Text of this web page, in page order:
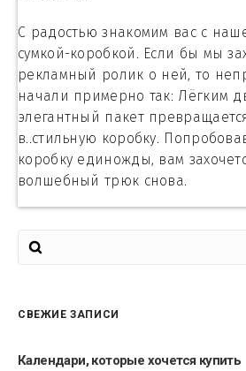
С радостью знакомим вас с
сумкой-коробкой. Если бы мы
рекламный ролик о ней, то
начали примерно так: Лёгким
элегантный пакет
в..стильную коробку.
коробку единожды, вам
волшебный трюк снова.
СВЕЖИЕ ЗАПИСИ
Календари, которые хочется купить